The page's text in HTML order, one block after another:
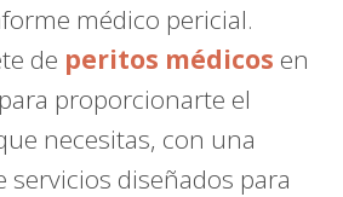
médico pericial.
de peritos médicos en
proporcionarte el
necesitas, con una
servicios diseñados para